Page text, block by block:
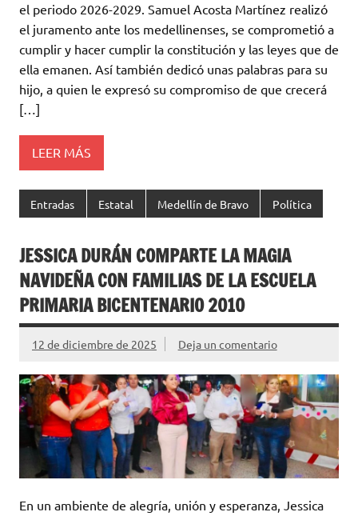
el periodo 2026-2029. Samuel Acosta Martínez realizó
el juramento ante los medellinenses, se comprometió a
cumplir y hacer cumplir la constitución y las leyes que de
ella emanen. Así también dedicó unas palabras para su
hijo, a quien le expresó su compromiso de que crecerá
[…]
LEER MÁS
Entradas Estatal Medellín de Bravo Política
JESSICA DURÁN COMPARTE LA MAGIA
NAVIDEÑA CON FAMILIAS DE LA ESCUELA
PRIMARIA BICENTENARIO 2010
12 de diciembre de 2025 Deja un comentario
En un ambiente de alegría, unión y esperanza, Jessica